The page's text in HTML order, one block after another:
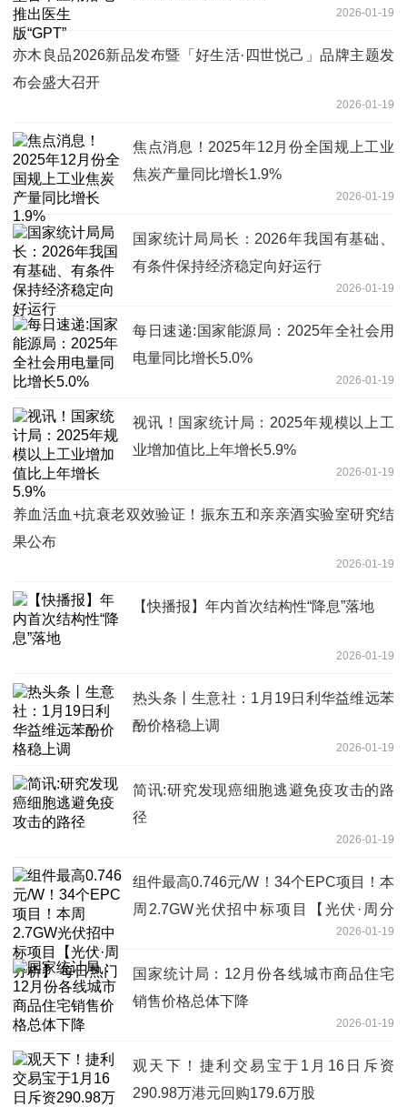
2026-01-19
亦木良品2026新品发布暨「好生活·四世悦己」品牌主题发
布会盛大召开
2026-01-19
焦点消息！2025年12月份全国规上工业
焦炭产量同比增长1.9%
2026-01-19
国家统计局局长：2026年我国有基础、
有条件保持经济稳定向好运行
2026-01-19
每日速递:国家能源局：2025年全社会用
电量同比增长5.0%
2026-01-19
视讯！国家统计局：2025年规模以上工
业增加值比上年增长5.9%
2026-01-19
养血活血+抗衰老双效验证！振东五和亲亲酒实验室研究结
果公布
2026-01-19
【快播报】年内首次结构性“降息”落地
2026-01-19
热头条丨生意社：1月19日利华益维远苯
酚价格稳上调
2026-01-19
简讯:研究发现癌细胞逃避免疫攻击的路
径
2026-01-19
组件最高0.746元/W！34个EPC项目！本
周2.7GW光伏招中标项目【光伏·周分
2026-01-19
国家统计局：12月份各线城市商品住宅
销售价格总体下降
2026-01-19
观天下！捷利交易宝于1月16日斥资
290.98万港元回购179.6万股